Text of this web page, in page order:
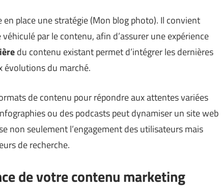
place une stratégie (Mon blog photo). Il convient
par le contenu, afin d’assurer une expérience
du contenu existant permet d’intégrer les dernières
évolutions du marché.
de contenu pour répondre aux attentes variées
ou des podcasts peut dynamiser un site web
non seulement l’engagement des utilisateurs mais
de recherche.
de votre contenu marketing